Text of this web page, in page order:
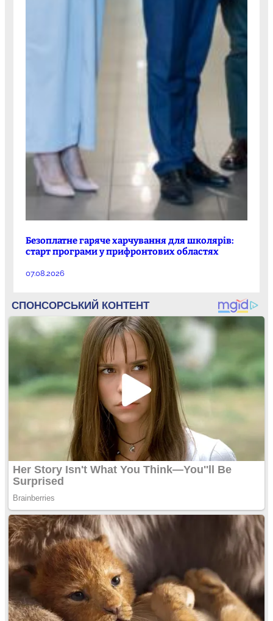
Безоплатне гаряче харчування для школярів:
старт програми у прифронтових областях
07.08.2026